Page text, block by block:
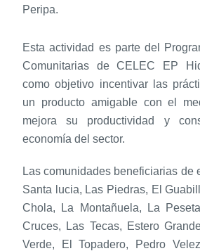
Peripa.
Esta actividad es parte del
Comunitarias de CELEC EP
como objetivo incentivar las
un producto amigable con el
mejora su productividad y
economía del sector.
Las comunidades beneficiarias de
Santa lucia, Las Piedras, El
Chola, La Montañuela, La
Cruces, Las Tecas, Estero
Verde, El Topadero, Pedro